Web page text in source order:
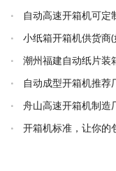
自动高速开箱机可定
小纸箱开箱机供货商
潮州福建自动纸片装
自动成型开箱机推荐
舟山高速开箱机制造
开箱机标准，让你的